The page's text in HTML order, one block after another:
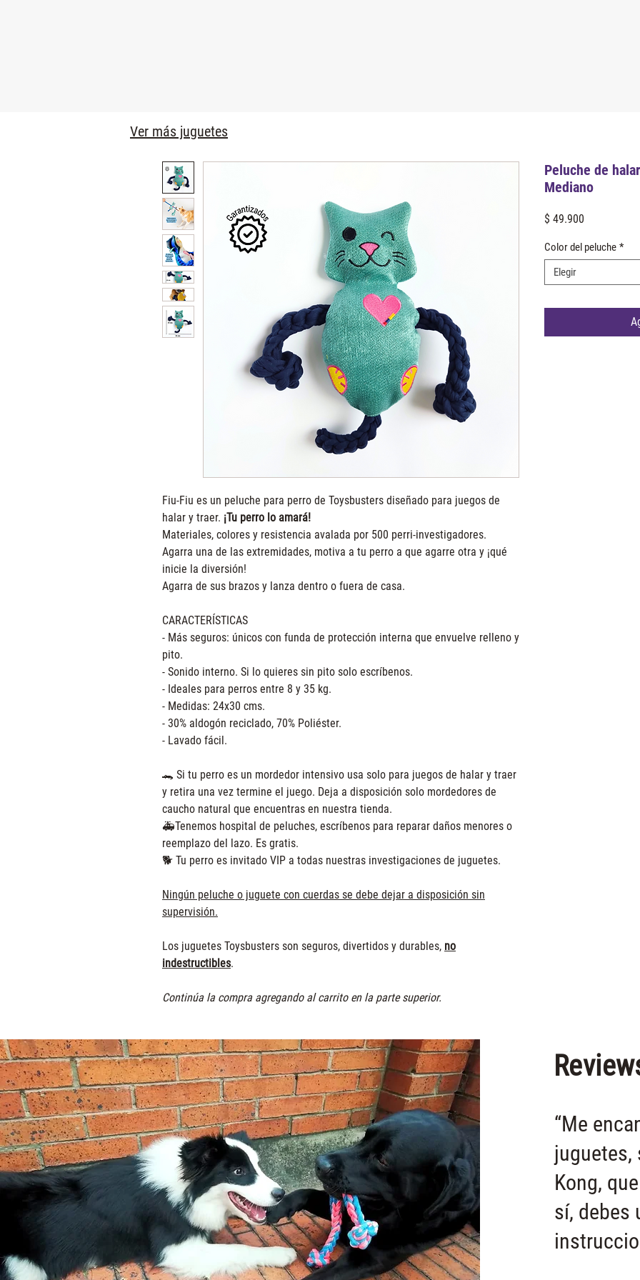
Ver más juguetes
Fiu-Fiu es un peluche para perro de Toysbusters diseñado para juegos de
halar y traer. ¡Tu perro lo amará!
Materiales, colores y resistencia avalada por 500 perri-investigadores.
Agarra una de las extremidades, motiva a tu perro a que agarre otra y ¡qué
inicie la diversión!
Agarra de sus brazos y lanza dentro o fuera de casa.
CARACTERÍSTICAS
- Más seguros: únicos con funda de protección interna que envuelve relleno y
pito.
- Sonido interno. Si lo quieres sin pito solo escríbenos.
- Ideales para perros entre 8 y 35 kg.
- Medidas: 24x30 cms.
- 30% aldogón reciclado, 70% Poliéster.
- Lavado fácil.
🐊 Si tu perro es un mordedor intensivo usa solo para juegos de halar y traer
y retira una vez termine el juego. Deja a disposición solo mordedores de
caucho natural que encuentras en nuestra tienda.
🚑Tenemos hospital de peluches, escríbenos para reparar daños menores o
reemplazo del lazo. Es gratis.
🐕 Tu perro es invitado VIP a todas nuestras investigaciones de juguetes.
Ningún peluche o juguete con cuerdas se debe dejar a disposición sin
supervisión.
Los juguetes Toysbusters son seguros, divertidos y durables, no
indestructibles.
Continúa la compra agregando al carrito en la parte superior.
Peluche de
Mediano
$ 49.900
Color del peluche *
Elegir
“Me
juguetes,
Kong,
sí, debes